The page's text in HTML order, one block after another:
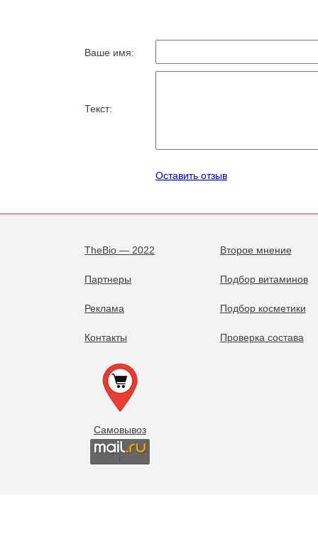
Ваше имя:
Текст:
Оставить отзыв
TheBio — 2022
Партнеры
Реклама
Контакты
Второе мнение
Подбор витаминов
Подбор косметики
Проверка состава
Самовывоз